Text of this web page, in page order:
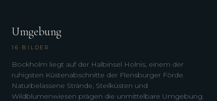
Umgebung
16 BILDER
Bockholm liegt auf der Halbinsel Holnis, einem der
ruhigsten Küstenabschnitte der Flensburger Förde.
Naturbelassene Strände, Steilküsten und
Wildblumenwiesen prägen die unmittelbare Umgebung.